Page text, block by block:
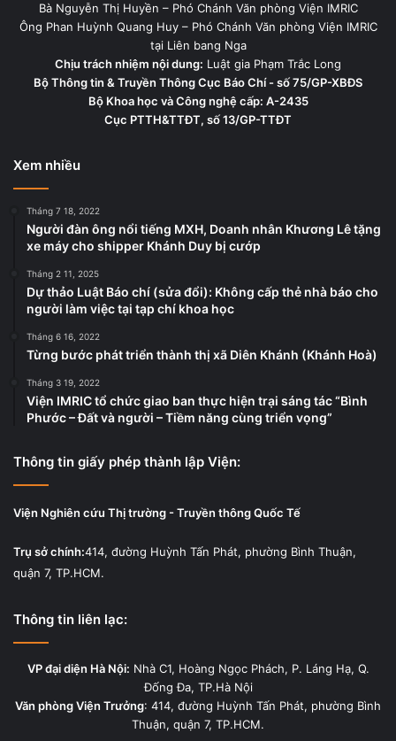
Bà Nguyễn Thị Huyền – Phó Chánh Văn phòng Viện IMRIC
Ông Phan Huỳnh Quang Huy – Phó Chánh Văn phòng Viện IMRIC
tại Liên bang Nga
Chịu trách nhiệm nội dung: Luật gia Phạm Trắc Long
Bộ Thông tin & Truyền Thông Cục Báo Chí - số 75/GP-XBĐS
Bộ Khoa học và Công nghệ cấp: A-2435
Cục PTTH&TTĐT, số 13/GP-TTĐT
Xem nhiều
Tháng 7 18, 2022
Người đàn ông nổi tiếng MXH, Doanh nhân Khương Lê tặng
xe máy cho shipper Khánh Duy bị cướp
Tháng 2 11, 2025
Dự thảo Luật Báo chí (sửa đổi): Không cấp thẻ nhà báo cho
người làm việc tại tạp chí khoa học
Tháng 6 16, 2022
Từng bước phát triển thành thị xã Diên Khánh (Khánh Hoà)
Tháng 3 19, 2022
Viện IMRIC tổ chức giao ban thực hiện trại sáng tác “Bình
Phước – Đất và người – Tiềm năng cùng triển vọng”
Thông tin giấy phép thành lập Viện:
Viện Nghiên cứu Thị trường - Truyền thông Quốc Tế
Trụ sở chính:414, đường Huỳnh Tấn Phát, phường Bình Thuận,
quận 7, TP.HCM.
Thông tin liên lạc:
VP đại diện Hà Nội: Nhà C1, Hoàng Ngọc Phách, P. Láng Hạ, Q.
Đống Đa, TP.Hà Nội
Văn phòng Viện Trưởng: 414, đường Huỳnh Tấn Phát, phường Bình
Thuận, quận 7, TP.HCM.